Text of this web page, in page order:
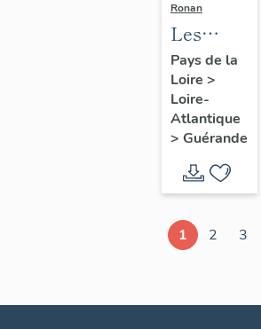
Ronan
Les
châteaux
et
manoirs
de
Guérande
Pays de la
Loire >
Loire-
Atlantique
> Guérande
1 2 3